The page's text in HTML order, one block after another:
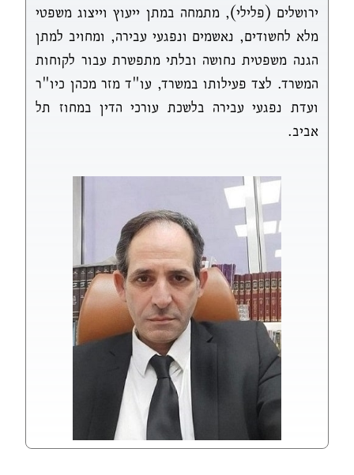
ירושלים (פלילי), מתמחה במתן ייעוץ וייצוג משפטי
מלא לחשודים, נאשמים ונפגעי עבירה, ומחויב למתן
הגנה משפטית נחושה ובלתי מתפשרת עבור לקוחות
המשרד. לצד פעילותו במשרד, עו"ד מזר מכהן כיו"ר
ועדת נפגעי עבירה בלשכת עורכי הדין במחוז תל
אביב.